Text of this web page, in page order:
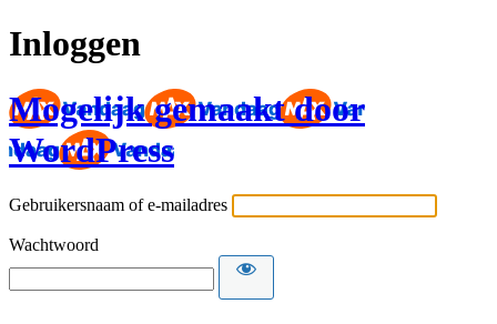
Inloggen
Mogelijk gemaakt door
WordPress
Gebruikersnaam of e-mailadres
Wachtwoord